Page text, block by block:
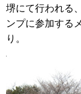
堺にて行われる
ンプに参加する
り。